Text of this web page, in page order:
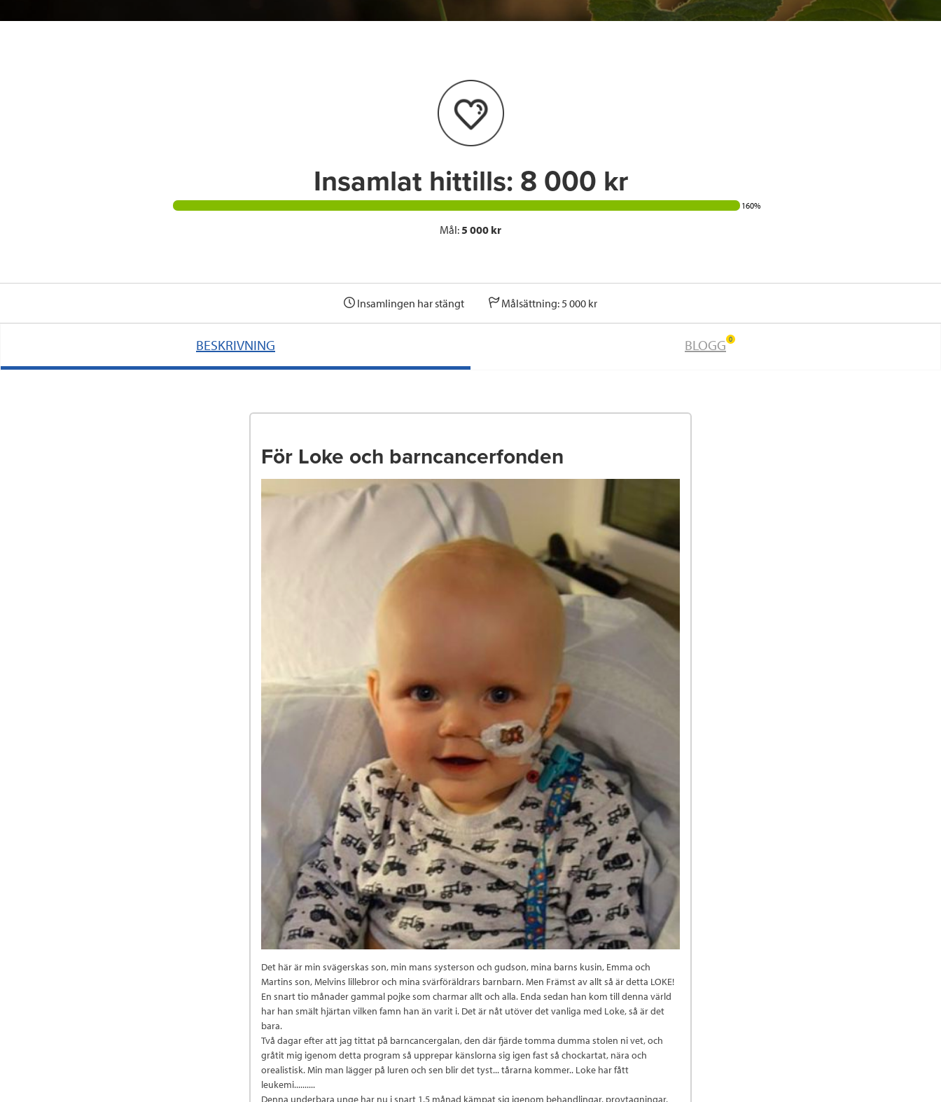
e
I
n
Insamlat hittills: 8 000 kr
160%
Mål:5 000 kr
Insamlingen har stängt Målsättning: 5 000 kr
BESKRIVNING BLOGG 0
För Loke och barncancerfonden
Det här är min svägerskas son, min mans systerson och gudson, mina barns kusin, Emma och
Martins son, Melvins lillebror och mina svärföräldrars barnbarn. Men Främst av allt så är detta LOKE!
En snart tio månader gammal pojke som charmar allt och alla. Enda sedan han kom till denna värld
har han smält hjärtan vilken famn han än varit i. Det är nåt utöver det vanliga med Loke, så är det
bara.
Två dagar efter att jag tittat på barncancergalan, den där fjärde tomma dumma stolen ni vet, och
gråtit mig igenom detta program så upprepar känslorna sig igen fast så chockartat, nära och
orealistisk. Min man lägger på luren och sen blir det tyst... tårarna kommer.. Loke har fått
leukemi..........
Denna underbara unge har nu i snart 1,5 månad kämpat sig igenom behandlingar, provtagningar,